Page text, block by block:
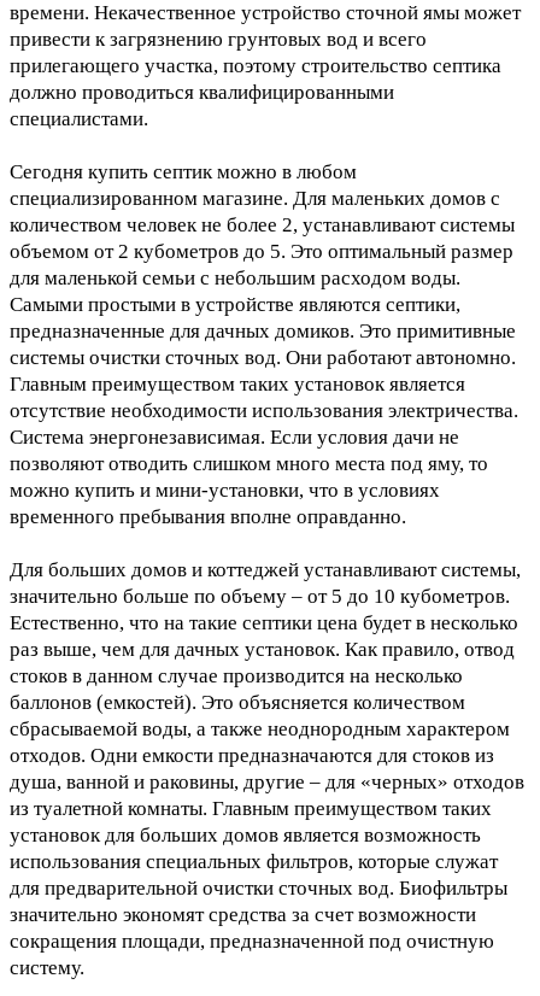
времени. Некачественное устройство сточной ямы может
привести к загрязнению грунтовых вод и всего
прилегающего участка, поэтому строительство септика
должно проводиться квалифицированными
специалистами.
Сегодня купить септик можно в любом
специализированном магазине. Для маленьких домов с
количеством человек не более 2, устанавливают системы
объемом от 2 кубометров до 5. Это оптимальный размер
для маленькой семьи с небольшим расходом воды.
Самыми простыми в устройстве являются септики,
предназначенные для дачных домиков. Это примитивные
системы очистки сточных вод. Они работают автономно.
Главным преимуществом таких установок является
отсутствие необходимости использования электричества.
Система энергонезависимая. Если условия дачи не
позволяют отводить слишком много места под яму, то
можно купить и мини-установки, что в условиях
временного пребывания вполне оправданно.
Для больших домов и коттеджей устанавливают системы,
значительно больше по объему – от 5 до 10 кубометров.
Естественно, что на такие септики цена будет в несколько
раз выше, чем для дачных установок. Как правило, отвод
стоков в данном случае производится на несколько
баллонов (емкостей). Это объясняется количеством
сбрасываемой воды, а также неоднородным характером
отходов. Одни емкости предназначаются для стоков из
душа, ванной и раковины, другие – для «черных» отходов
из туалетной комнаты. Главным преимуществом таких
установок для больших домов является возможность
использования специальных фильтров, которые служат
для предварительной очистки сточных вод. Биофильтры
значительно экономят средства за счет возможности
сокращения площади, предназначенной под очистную
систему.